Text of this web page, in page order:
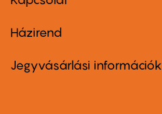
Footer
second
Házirend
Jegyvásárlási információk